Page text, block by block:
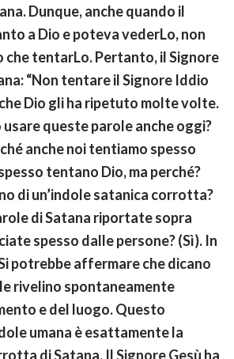
Dunque, anche quando il
a Dio e poteva vederLo, non
che tentarLo. Pertanto, il Signore
“Non tentare il Signore Iddio
Dio gli ha ripetuto molte volte.
queste parole anche oggi?
anche noi tentiamo spesso
tentano Dio, ma perché?
di un’indole satanica corrotta?
di Satana riportate sopra
spesso dalle persone? (Sì). In
potrebbe affermare che dicano
rivelino spontaneamente
e del luogo. Questo
umana è esattamente la
di Satana. Il Signore Gesù ha